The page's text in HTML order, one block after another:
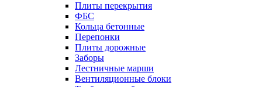
Плиты перекрытия
ФБС
Кольца бетонные
Перепонки
Плиты дорожные
Заборы
Лестничные марши
Вентиляционные блоки